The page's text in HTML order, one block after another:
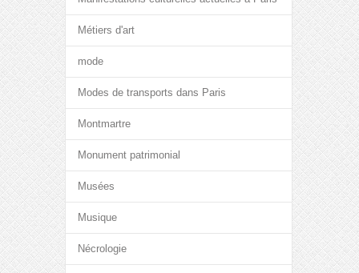
Métiers d'art
mode
Modes de transports dans Paris
Montmartre
Monument patrimonial
Musées
Musique
Nécrologie